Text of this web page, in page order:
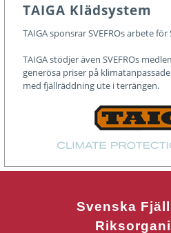
TAIGA Klädsystem
TAIGA sponsrar SVEFROs arbete
TAIGA stödjer även SVEFROs
generösa priser på
med fjällräddning ute i terrängen.
Svenska